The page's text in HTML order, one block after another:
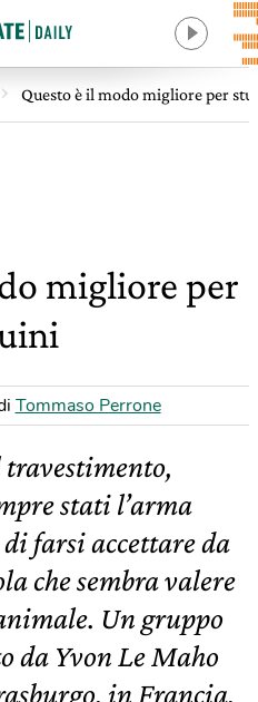
Questo è il modo migliore per
migliore per
Tommaso Perrone
stati l’arma
farsi accettare da
che sembra valere
Un gruppo
da Yvon Le Maho
in Francia,